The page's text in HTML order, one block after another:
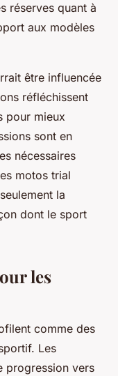
réserves quant à
aux modèles
être influencée
réfléchissent
pour mieux
sont en
nécessaires
motos trial
la
dont le sport
les
comme des
Les
progression vers